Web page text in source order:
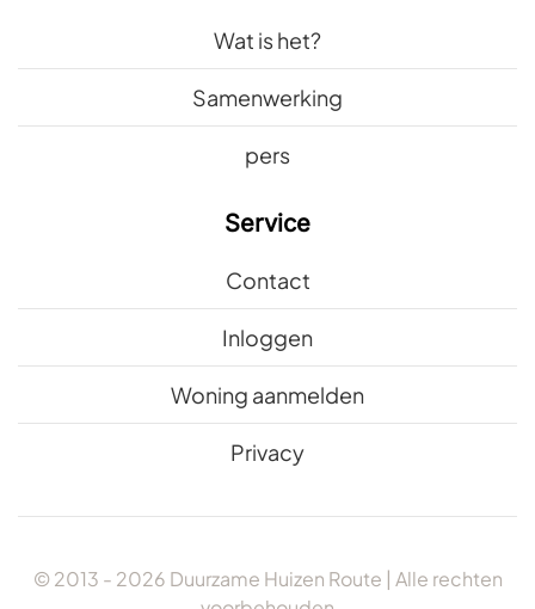
Wat is het?
Samenwerking
pers
Service
Contact
Inloggen
Woning aanmelden
Privacy
© 2013 - 2026 Duurzame Huizen Route | Alle rechten